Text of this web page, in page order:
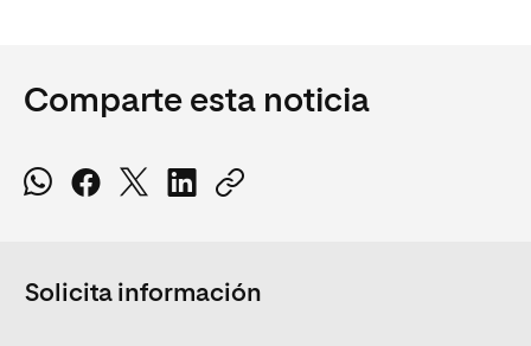
Comparte esta noticia
Solicita información